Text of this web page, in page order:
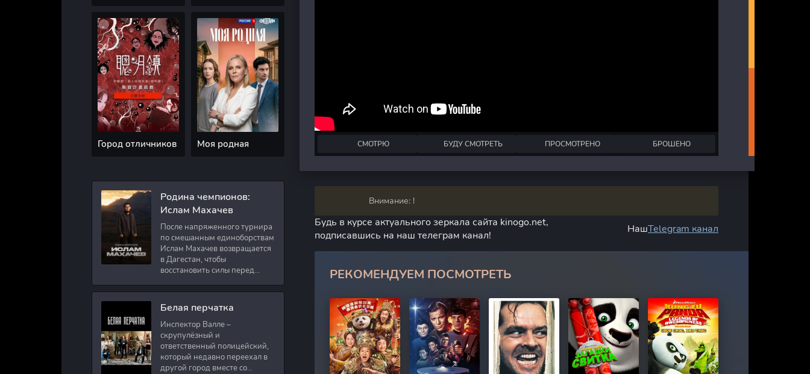
СМОТРЮ БУДУ СМОТРЕТЬ ПРОСМОТРЕНО БРОШЕНО
Внимание: !
Будь в курсе актуального зеркала сайта kinogo.net,
подписавшись на наш телеграм канал!
НашTelegram канал
РЕКОМЕНДУЕМ ПОСМОТРЕТЬ
Город отличников Моя родная
Родина чемпионов:
Ислам Махачев
После напряженного турнира
по смешанным единоборствам
Ислам Махачев возвращается
в Дагестан, чтобы
восстановить силы перед
Вместе с ним приезжают
оператор и интервьюер,
Белая перчатка
Инспектор Валле –
скрупулёзный и
ответственный полицейский,
который недавно переехал в
другой город вместе со